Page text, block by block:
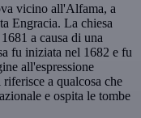
vicino all'Alfama, a
Engracia. La chiesa
a causa di una
fu iniziata nel 1682 e fu
all'espressione
a qualcosa che
e ospita le tombe